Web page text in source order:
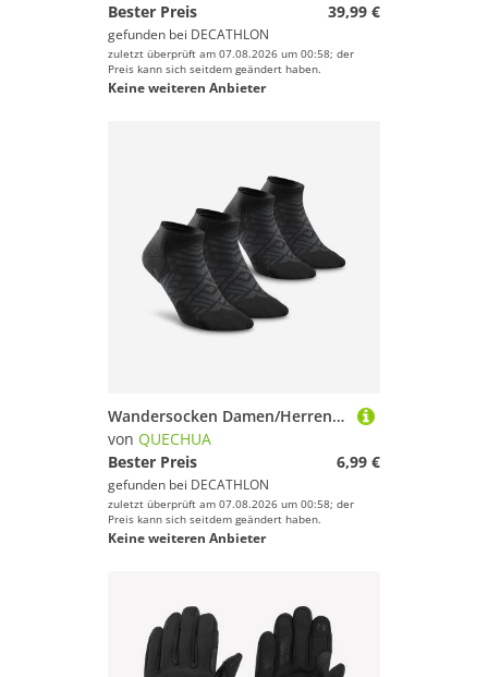
Bester Preis
39,99 €
gefunden bei DECATHLON
zuletzt überprüft am 07.08.2026 um 00:58; der
Preis kann sich seitdem geändert haben.
Keine weiteren Anbieter
Wandersocken Damen/Herren Doppelpack - Hike 100 schwarz
von QUECHUA
Bester Preis
6,99 €
gefunden bei DECATHLON
zuletzt überprüft am 07.08.2026 um 00:58; der
Preis kann sich seitdem geändert haben.
Keine weiteren Anbieter